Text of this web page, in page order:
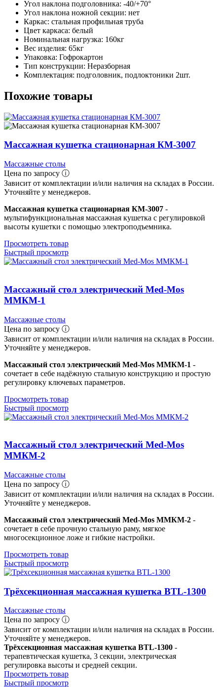
Угол наклона подголовника: -40/+70°
Угол наклона ножной секции: нет
Каркас: стальная профильная труба
Цвет каркаса: белый
Номинальная нагрузка: 160кг
Вес изделия: 65кг
Упаковка: Гофрокартон
Тип конструкции: Неразборная
Комплектация: подголовник, подлоктоники 2шт.
Похожие товары
Массажная кушетка стационарная КМ-3007
Массажные столы
Цена по запросу ⓘ
Зависит от комплектации и/или наличия на складах в России.
Уточняйте у менеджеров.
Массажная кушетка стационарная КМ-3007 -
мультифункциональная массажная кушетка с регулировкой
высоты кушетки с помощью электроподъемника.
Просмотреть товар
Быстрый просмотр
Массажный стол электрический Med-Mos
ММКМ-1
Массажные столы
Цена по запросу ⓘ
Зависит от комплектации и/или наличия на складах в России.
Уточняйте у менеджеров.
Массажный стол электрический Med-Mos ММКМ-1 -
сочетает в себе надёжную стальную конструкцию и простую
регулировку ключевых параметров.
Просмотреть товар
Быстрый просмотр
Массажный стол электрический Med-Mos
ММКМ-2
Массажные столы
Цена по запросу ⓘ
Зависит от комплектации и/или наличия на складах в России.
Уточняйте у менеджеров.
Массажный стол электрический Med-Mos ММКМ-2 -
сочетает в себе прочную стальную раму, мягкое
многосекционное ложе и гибкие настройки.
Просмотреть товар
Быстрый просмотр
Трёхсекционная массажная кушетка BTL-1300
Массажные столы
Цена по запросу ⓘ
Зависит от комплектации и/или наличия на складах в России.
Уточняйте у менеджеров.
Трёхсекционная массажная кушетка BTL-1300 -
терапевтическая кушетка, 3 секции, электрическая
регулировка высоты и средней секции.
Просмотреть товар
Быстрый просмотр